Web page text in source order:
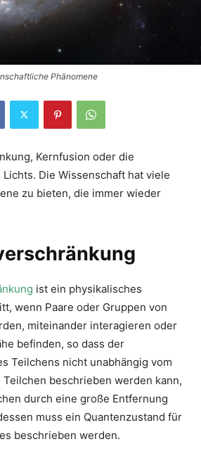
Phänomene
Kernfusion oder die
Die Wissenschaft hat viele
zu bieten, die immer wieder
ist ein physikalisches
wenn Paare oder Gruppen von
miteinander interagieren oder
befinden, so dass der
Teilchens nicht unabhängig vom
beschrieben werden kann,
durch eine große Entfernung
muss ein Quantenzustand für
beschrieben werden.